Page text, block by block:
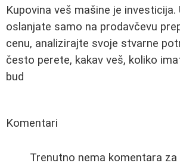
Kupovina veš mašine je
oslanjate samo na prodavčevu
cenu, analizirajte svoje stvarne
često perete, kakav veš, koliko
bud
Komentari
Trenutno nema komentara za